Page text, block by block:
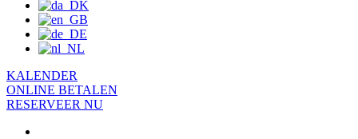
KALENDER
ONLINE BETALEN
RESERVEER NU